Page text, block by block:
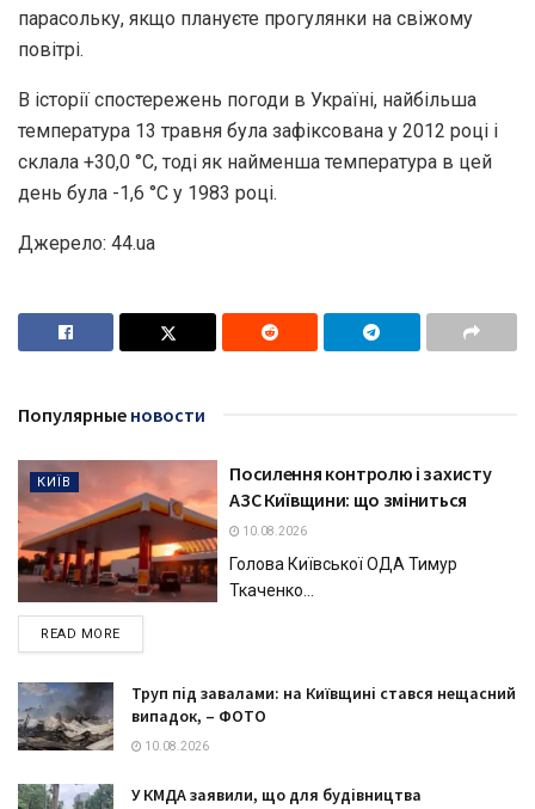
парасольку, якщо плануєте прогулянки на свіжому
повітрі.
В історії спостережень погоди в Україні, найбільша
температура 13 травня була зафіксована у 2012 році і
склала +30,0 °С, тоді як найменша температура в цей
день була -1,6 °С у 1983 році.
Джерело: 44.ua
Популярные новости
КИЇВ
Посилення контролю і захисту
АЗС Київщини: що зміниться
10.08.2026
Голова Київської ОДА Тимур
Ткаченко...
READ MOREDETAILS
Труп під завалами: на Київщині стався нещасний
випадок, – ФОТО
10.08.2026
У КМДА заявили, що для будівництва